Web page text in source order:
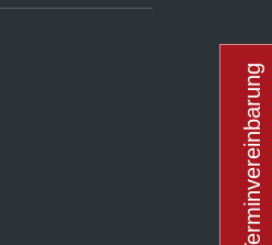
Terminvereinbarung